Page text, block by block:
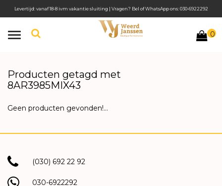
Toggle
0
Levertijd: vanaf 18-8 ivm vakantie sluiting | Vragen? Bel of WhatsApp ons: 030-6922292
Producten getagd met
8AR3985MIX43
Geen producten gevonden!...
(030) 692 22 92
030-6922292